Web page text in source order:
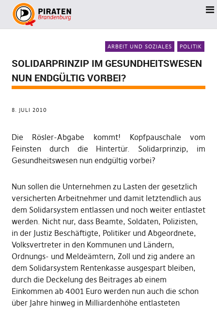
ARBEIT UND SOZIALES POLITIK
SOLIDARPRINZIP IM GESUNDHEITSWESEN
NUN ENDGÜLTIG VORBEI?
8. JULI 2010
Die Rösler-Abgabe kommt! Kopfpauschale vom
Feinsten durch die Hintertür. Solidarprinzip, im
Gesundheitswesen nun endgültig vorbei?
Nun sollen die Unternehmen zu Lasten der gesetzlich
versicherten Arbeitnehmer und damit letztendlich aus
dem Solidarsystem entlassen und noch weiter entlastet
werden. Nicht nur, dass Beamte, Soldaten, Polizisten,
in der Justiz Beschäftigte, Politiker und Abgeordnete,
Volksvertreter in den Kommunen und Ländern,
Ordnungs- und Meldeämtern, Zoll und zig andere an
dem Solidarsystem Rentenkasse ausgespart bleiben,
durch die Deckelung des Beitrages ab einem
Einkommen ab 4001 Euro werden nun auch die schon
über Jahre hinweg in Milliardenhöhe entlasteten